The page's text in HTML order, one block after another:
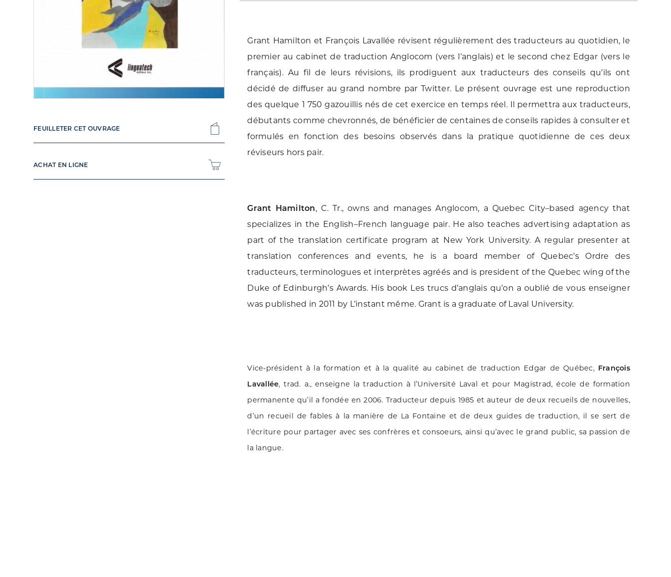
Grant Hamilton et François Lavallée révisent régulièrement des traducteurs au quotidien, le
premier au cabinet de traduction Anglocom (vers l’anglais) et le second chez Edgar (vers le
français). Au fil de leurs révisions, ils prodiguent aux traducteurs des conseils qu’ils ont
décidé de diffuser au grand nombre par Twitter. Le présent ouvrage est une reproduction
des quelque 1 750 gazouillis nés de cet exercice en temps réel. Il permettra aux traducteurs,
débutants comme chevronnés, de bénéficier de centaines de conseils rapides à consulter et
formulés en fonction des besoins observés dans la pratique quotidienne de ces deux
réviseurs hors pair.
Grant Hamilton, C. Tr., owns and manages Anglocom, a Quebec City–based agency that
specializes in the English–French language pair. He also teaches advertising adaptation as
part of the translation certificate program at New York University. A regular presenter at
translation conferences and events, he is a board member of Quebec’s Ordre des
traducteurs, terminologues et interprètes agréés and is president of the Quebec wing of the
Duke of Edinburgh’s Awards. His book Les trucs d’anglais qu’on a oublié de vous enseigner
was published in 2011 by L’instant même. Grant is a graduate of Laval University.
Vice-président à la formation et à la qualité au cabinet de traduction Edgar de Québec, François
Lavallée, trad. a., enseigne la traduction à l’Université Laval et pour Magistrad, école de formation
permanente qu’il a fondée en 2006. Traducteur depuis 1985 et auteur de deux recueils de nouvelles,
d’un recueil de fables à la manière de La Fontaine et de deux guides de traduction, il se sert de
l’écriture pour partager avec ses confrères et consoeurs, ainsi qu’avec le grand public, sa passion de
la langue.
FEUILLETER CET OUVRAGE
ACHAT EN LIGNE